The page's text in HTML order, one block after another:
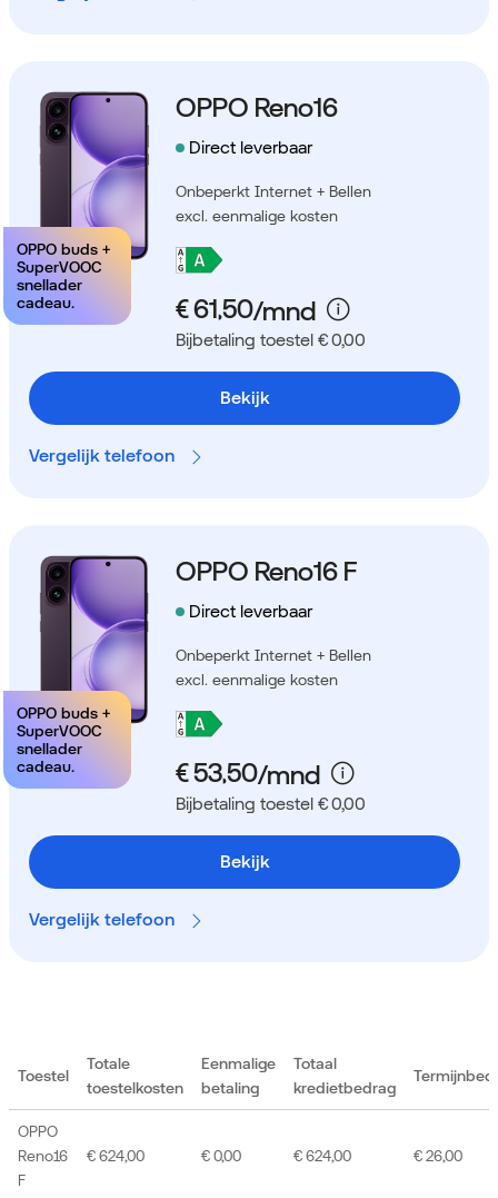
OPPO buds +
SuperVOOC
snellader
cadeau.
OPPO Reno16
Direct leverbaar
Onbeperkt Internet + Bellen
excl. eenmalige kosten
Bijbetaling toestel € 0,00
Bekijk
Vergelijk telefoon
OPPO buds +
SuperVOOC
snellader
cadeau.
OPPO Reno16 F
Direct leverbaar
Onbeperkt Internet + Bellen
excl. eenmalige kosten
Bijbetaling toestel € 0,00
Bekijk
Vergelijk telefoon
Toestel
Totale
toestelkosten
Eenmalige
betaling
Totaal
kredietbedrag
OPPO
Reno16
F
€ 624,00 € 0,00 € 624,00 € 26,00